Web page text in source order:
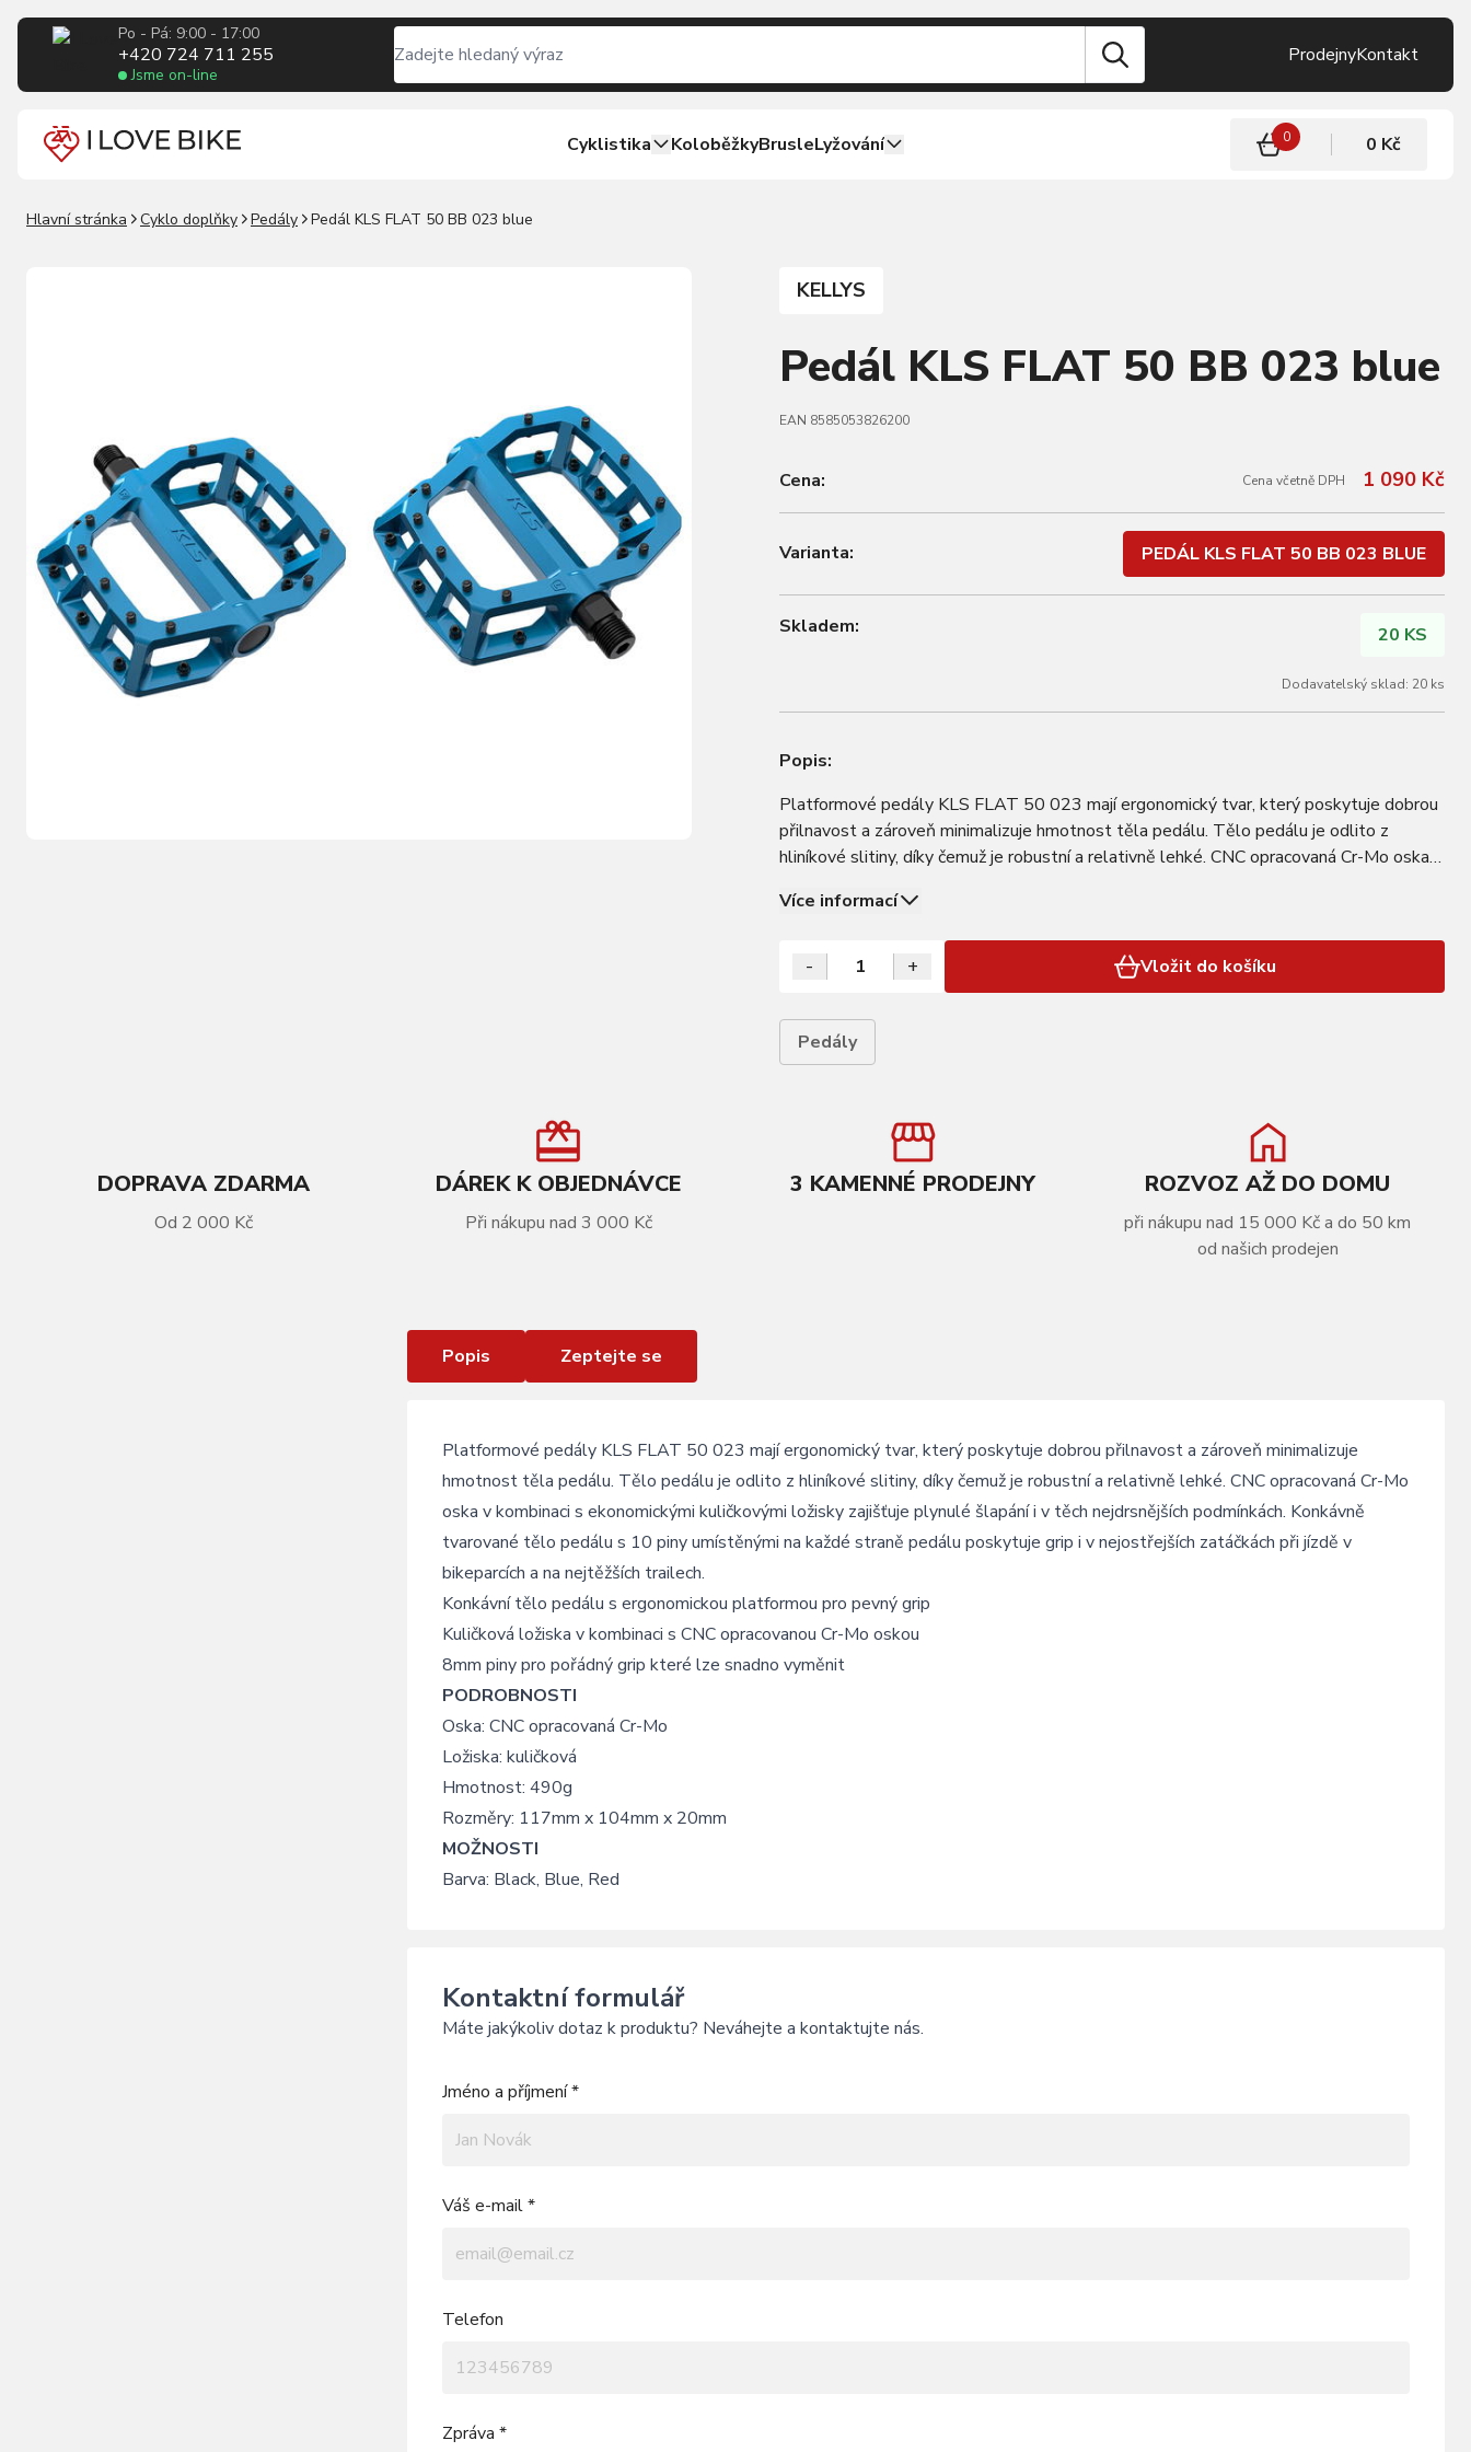
Po - Pá: 9:00 - 17:00
+420 724 711 255
Jsme on-line
ProdejnyKontakt
Cyklistika KoloběžkyBrusleLyžování 0 0 Kč
Hlavní stránka Cyklo doplňky Pedály Pedál KLS FLAT 50 BB 023 blue
KELLYS
Pedál KLS FLAT 50 BB 023 blue
EAN 8585053826200
Cena: Cena včetně DPH 1 090 Kč
Varianta: PEDÁL KLS FLAT 50 BB 023 BLUE
Skladem: 20 KS
Dodavatelský sklad: 20 ks
Popis:
Platformové pedály KLS FLAT 50 023 mají ergonomický tvar, který poskytuje dobrou
přilnavost a zároveň minimalizuje hmotnost těla pedálu. Tělo pedálu je odlito z
hliníkové slitiny, díky čemuž je robustní a relativně lehké. CNC opracovaná Cr-Mo oska v
Více informací
- + Vložit do košíku
Pedály
DOPRAVA ZDARMA
Od 2 000 Kč
DÁREK K OBJEDNÁVCE
Při nákupu nad 3 000 Kč
3 KAMENNÉ PRODEJNY ROZVOZ AŽ DO DOMU
při nákupu nad 15 000 Kč a do 50 km
od našich prodejen
Popis Zeptejte se
Platformové pedály KLS FLAT 50 023 mají ergonomický tvar, který poskytuje dobrou přilnavost a zároveň minimalizuje
hmotnost těla pedálu. Tělo pedálu je odlito z hliníkové slitiny, díky čemuž je robustní a relativně lehké. CNC opracovaná Cr-Mo
oska v kombinaci s ekonomickými kuličkovými ložisky zajišťuje plynulé šlapání i v těch nejdrsnějších podmínkách. Konkávně
tvarované tělo pedálu s 10 piny umístěnými na každé straně pedálu poskytuje grip i v nejostřejších zatáčkách při jízdě v
bikeparcích a na nejtěžších trailech.
Konkávní tělo pedálu s ergonomickou platformou pro pevný grip
Kuličková ložiska v kombinaci s CNC opracovanou Cr-Mo oskou
8mm piny pro pořádný grip které lze snadno vyměnit
PODROBNOSTI
Oska: CNC opracovaná Cr-Mo
Ložiska: kuličková
Hmotnost: 490g
Rozměry: 117mm x 104mm x 20mm
MOŽNOSTI
Barva: Black, Blue, Red
Kontaktní formulář
Máte jakýkoliv dotaz k produktu? Neváhejte a kontaktujte nás.
Jméno a příjmení *
Váš e-mail *
Telefon
Zpráva *